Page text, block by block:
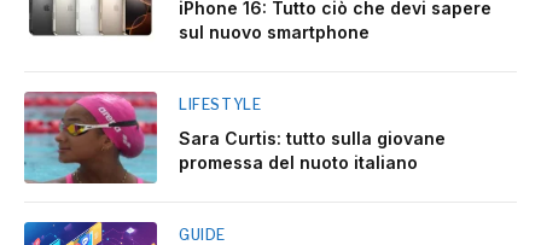
iPhone 16: Tutto ciò che devi sapere
sul nuovo smartphone
LIFESTYLE
Sara Curtis: tutto sulla giovane
promessa del nuoto italiano
GUIDE